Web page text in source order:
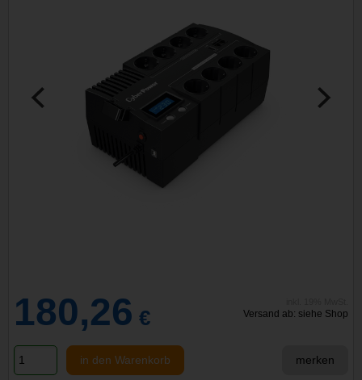
180,26 € Versand ab: siehe Shop
in den Warenkorb merken